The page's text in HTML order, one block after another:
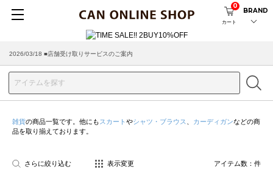
カート
0
BRAND
2026/03/18 ■店舗受け取りサービスのご案内
雑貨の商品一覧です。他にも スカート やシャツ・ブラウス カーディガンなどの商
品を取り揃えております。
さらに絞り込む 表示変更 アイテム数： 件